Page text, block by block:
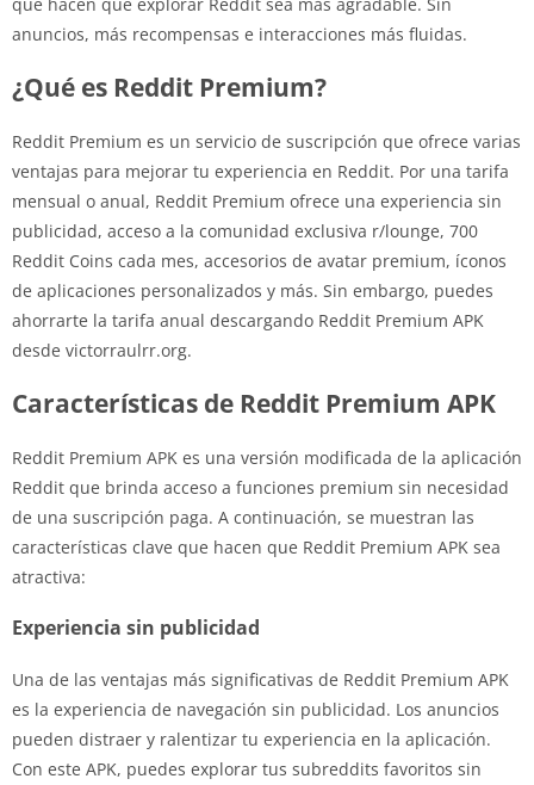
anuncios, más recompensas e interacciones más fluidas.
¿Qué es Reddit Premium?
Reddit Premium es un servicio de suscripción que ofrece varias
ventajas para mejorar tu experiencia en Reddit. Por una tarifa
mensual o anual, Reddit Premium ofrece una experiencia sin
publicidad, acceso a la comunidad exclusiva r/lounge, 700
Reddit Coins cada mes, accesorios de avatar premium, íconos
de aplicaciones personalizados y más. Sin embargo, puedes
ahorrarte la tarifa anual descargando Reddit Premium APK
desde victorraulrr.org.
Características de Reddit Premium APK
Reddit Premium APK es una versión modificada de la aplicación
Reddit que brinda acceso a funciones premium sin necesidad
de una suscripción paga. A continuación, se muestran las
características clave que hacen que Reddit Premium APK sea
atractiva:
Experiencia sin publicidad
Una de las ventajas más significativas de Reddit Premium APK
es la experiencia de navegación sin publicidad. Los anuncios
pueden distraer y ralentizar tu experiencia en la aplicación.
Con este APK, puedes explorar tus subreddits favoritos sin